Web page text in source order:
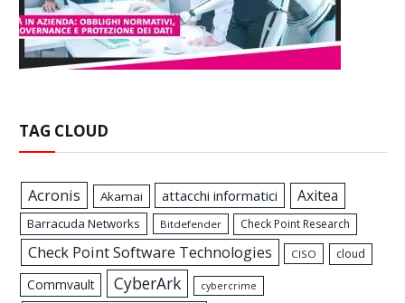
TAG CLOUD
Acronis Akamai attacchi informatici Axitea
Barracuda Networks Bitdefender Check Point Research
Check Point Software Technologies CISO cloud
Commvault CyberArk cybercrime